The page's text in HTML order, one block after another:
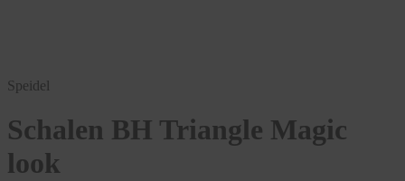
Speidel
Schalen BH Triangle Magic
look